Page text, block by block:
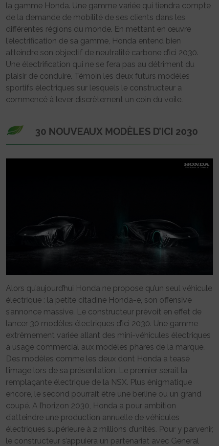
la gamme Honda. Une gamme variée qui tiendra compte
de la demande de mobilité de ses clients dans les
différentes régions du monde. En mettant en œuvre
l’électrification de sa gamme, Honda entend bien
atteindre son objectif de neutralité carbone d’ici 2030.
Une électrification qui ne se fera pas au détriment du
plaisir de conduire. Témoin les deux futurs modèles
sportifs électriques sur lesquels le constructeur a
commencé à lever discrètement un coin du voile.
30 NOUVEAUX MODÈLES D’ICI 2030
Alors qu’aujourd’hui Honda ne propose qu’un seul véhicule
électrique : la petite citadine Honda-e, son offensive
s’annonce massive. Le constructeur prévoit en effet de
lancer 30 modèles électriques d’ici 2030. Une gamme
extrêmement variée allant des mini-véhicules électriques
à usage commercial aux modèles phares de la marque.
Des modèles comme les deux dont Honda a teasé
l’image lors de sa présentation. Le premier serait la
remplaçante électrique de la NSX. Plus énigmatique
encore, le second pourrait être une berline ou un grand
coupé. A l’horizon 2030, Honda a pour ambition
d’atteindre une production annuelle de véhicules
électriques supérieure à 2 millions d’unités. Pour y parvenir,
le constructeur s’appuiera un partenariat avec General